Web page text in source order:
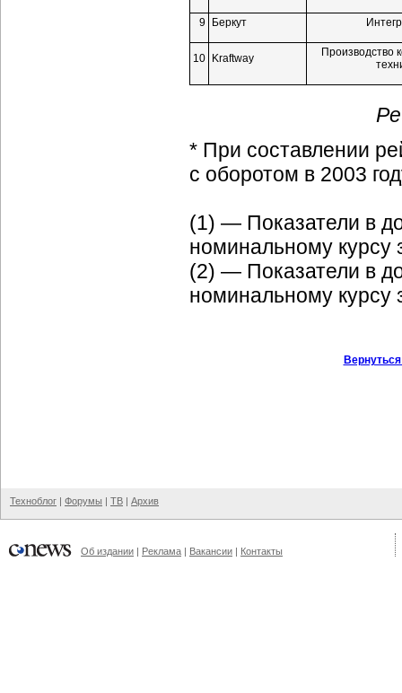
9 Беркут
10 Kraftway
Производство
* При составлении
с оборотом в 2003
(1) — Показатели в
номинальному курсу
(2) — Показатели в
номинальному курсу
Техноблог | Форумы | ТВ | Архив
Об издании | Реклама | Вакансии | Контакты